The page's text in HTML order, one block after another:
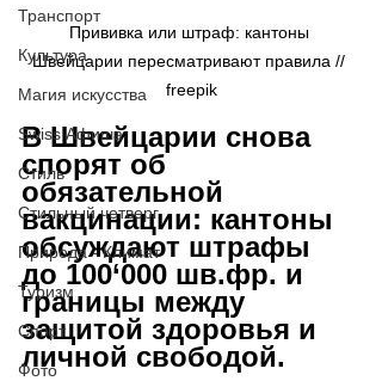
Транспорт
Культура
Магия искусства
Swiss Афиша
Стиль
Стильный четверг
Природа - Климат
Туризм
Спорт
Фото
Прививка или штраф: кантоны
Швейцарии пересматривают правила //
freepik
В Швейцарии снова
спорят об
обязательной
вакцинации: кантоны
обсуждают штрафы
до 100‘000 шв.фр. и
границы между
защитой здоровья и
личной свободой.